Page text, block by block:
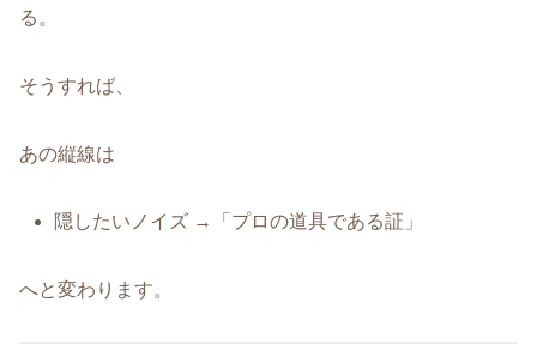
る。
そうすれば、
あの縦線は
隠したいノイズ →「プロの道具である証」
へと変わります。